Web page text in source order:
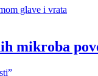
mikroba